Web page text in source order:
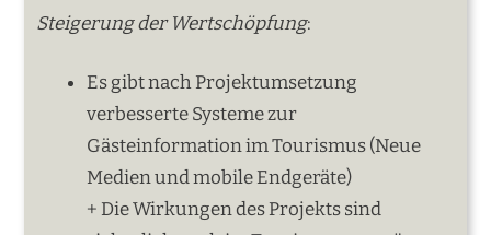
Steigerung der Wertschöpfung:
Es gibt nach Projektumsetzung
verbesserte Systeme zur
Gästeinformation im Tourismus (Neue
Medien und mobile Endgeräte)
+ Die Wirkungen des Projekts sind